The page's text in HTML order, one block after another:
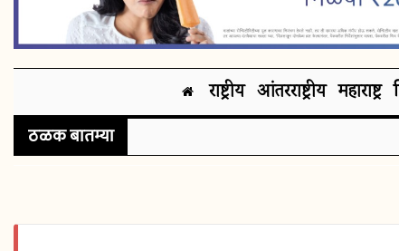
राष्ट्रीय आंतरराष्ट्रीय महाराष्ट्र
ठळक बातम्या